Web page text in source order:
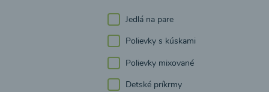
Jedlá na pare
Polievky s kúskami
Polievky mixované
Detské príkrmy